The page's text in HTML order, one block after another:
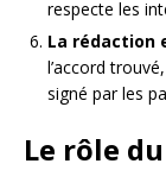
respecte les
La rédaction
l’accord
signé par les
Le rôle